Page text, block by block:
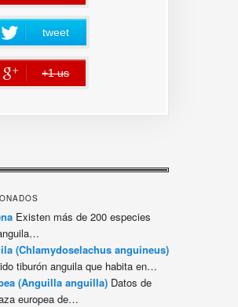
tweet
+1 us
error
Existen más de 200 especies
(Chlamydoselachus anguineus)
tiburón anguila que habita en…
(Anguilla anguilla) Datos de
europea de…